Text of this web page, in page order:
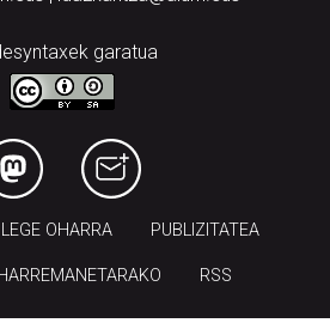
garatua
LEGE OHARRA PUBLIZITATEA
RSS